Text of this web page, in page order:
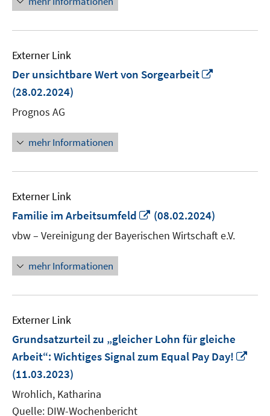
Externer Link
Der unsichtbare Wert von Sorgearbeit
(28.02.2024)
Prognos AG
mehr Informationen
Externer Link
Familie im Arbeitsumfeld
In
neuem
Fenster
(08.02.2024)
vbw – Vereinigung der Bayerischen Wirtschaft e.V.
mehr Informationen
Externer Link
Grundsatzurteil zu „gleicher Lohn für gleiche
Arbeit“: Wichtiges Signal zum Equal Pay Day!
(11.03.2023)
Wrohlich, Katharina
Quelle: DIW-Wochenbericht